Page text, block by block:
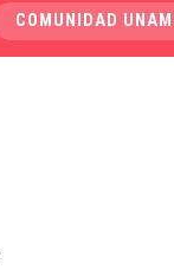
COMUNIDAD UNAM